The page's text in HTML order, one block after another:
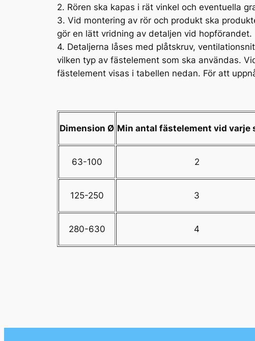
2. Rören ska kapas i rät vinkel och eventuella
3. Vid montering av rör och produkt ska
gör en lätt vridning av detaljen vid hopförandet.
4. Detaljerna låses med plåtskruv,
vilken typ av fästelement som ska användas.
fästelement visas i tabellen nedan. För att
Dimension Ø Min antal fästelement vid varje
63-100 2
125-250 3
280-630 4